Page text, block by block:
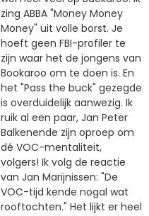
zing ABBA "Money Money
Money" uit volle borst. Je
hoeft geen FBI-profiler te
zijn waar het de jongens van
Bookaroo om te doen is. En
het "Pass the buck" gezegde
is overduidelijk aanwezig. Ik
ruik al een paar, Jan Peter
Balkenende zijn oproep om
dé VOC-mentaliteit,
volgers! Ik volg de reactie
van Jan Marijnissen: "De
VOC-tijd kende nogal wat
rooftochten." Het lijkt er heel